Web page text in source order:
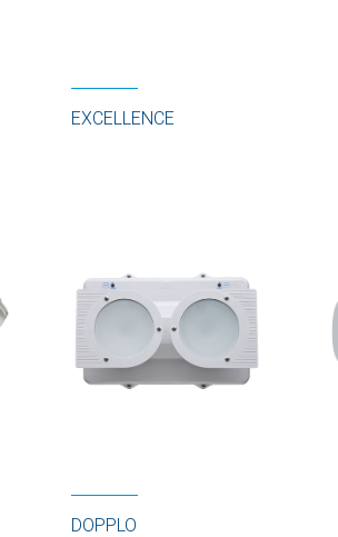
EXCELLENCE
DOPPLO